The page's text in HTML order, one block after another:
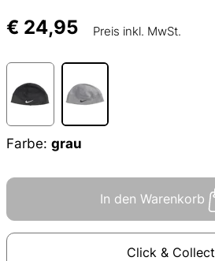
€ 24,95 Preis inkl. MwSt.
Farbe: grau
In den Warenkorb
Click & Collect